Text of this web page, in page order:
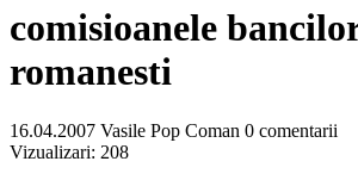
comisioanele
romanesti
16.04.2007 Vasile Pop Coman 0 comentarii
Vizualizari: 208